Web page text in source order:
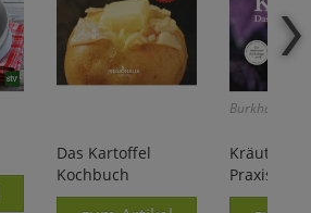
Das Kartoffel
Kochbuch
Burkhard
Kräuter -